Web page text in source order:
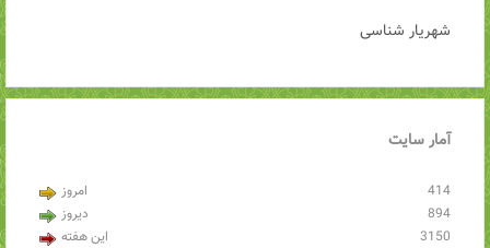
شهریار شناسی
آمارسایت
امروز
414
دیروز
894
این هفته
3150